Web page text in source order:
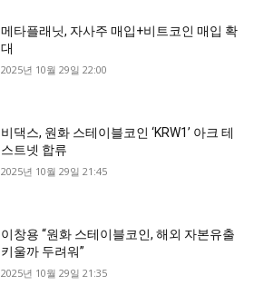
메타플래닛, 자사주 매입+비트코인 매입 확
대
2025년 10월 29일 22:00
비댁스, 원화 스테이블코인 ‘KRW1’ 아크 테
스트넷 합류
2025년 10월 29일 21:45
이창용 “원화 스테이블코인, 해외 자본유출
키울까 두려워”
2025년 10월 29일 21:35